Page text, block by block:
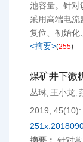
池容量。针对
采用高端电流
复位、初始化
<摘要>(255)
煤矿井下微
丛琳, 王小龙,
2019, 45(10):